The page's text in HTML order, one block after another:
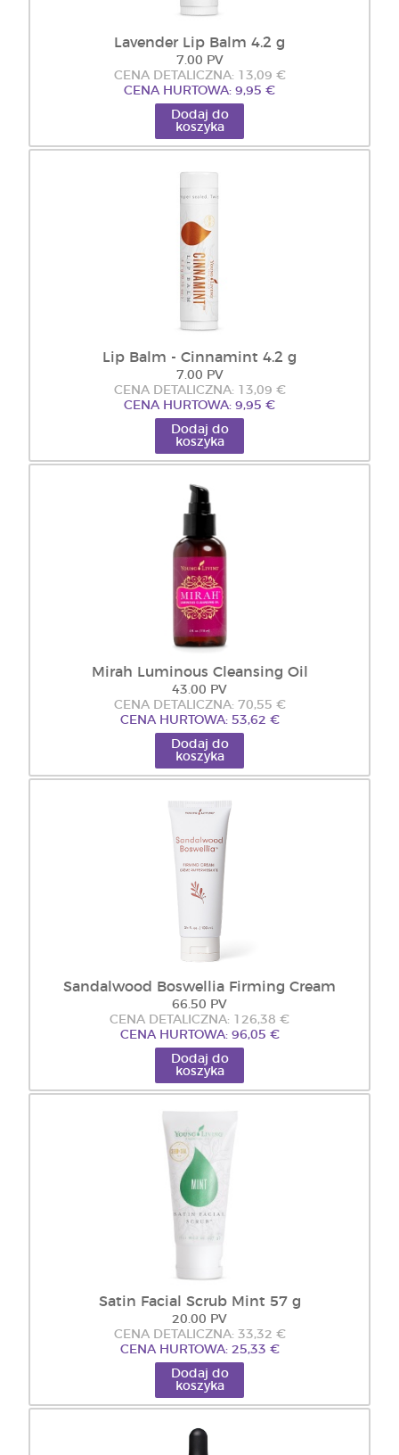
Lavender Lip Balm 4.2 g
7.00 PV
CENA DETALICZNA: 13,09 €
CENA HURTOWA: 9,95 €
Dodaj do
koszyka
Lip Balm - Cinnamint 4.2 g
7.00 PV
CENA DETALICZNA: 13,09 €
CENA HURTOWA: 9,95 €
Dodaj do
koszyka
Mirah Luminous Cleansing Oil
43.00 PV
CENA DETALICZNA: 70,55 €
CENA HURTOWA: 53,62 €
Dodaj do
koszyka
Sandalwood Boswellia Firming Cream
66.50 PV
CENA DETALICZNA: 126,38 €
CENA HURTOWA: 96,05 €
Dodaj do
koszyka
Satin Facial Scrub Mint 57 g
20.00 PV
CENA DETALICZNA: 33,32 €
CENA HURTOWA: 25,33 €
Dodaj do
koszyka